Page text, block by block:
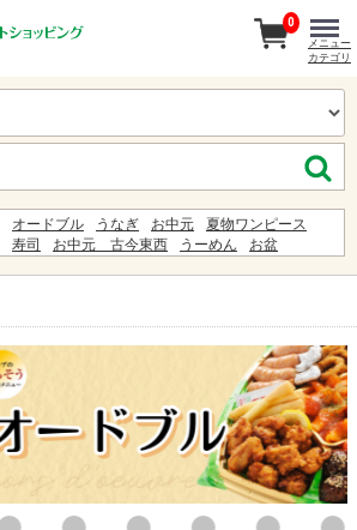
オードブル うなぎ お中元
夏物ワンピース
寿司
お中元 古今東西 うーめん
お盆
0
メニュー
カテゴリ